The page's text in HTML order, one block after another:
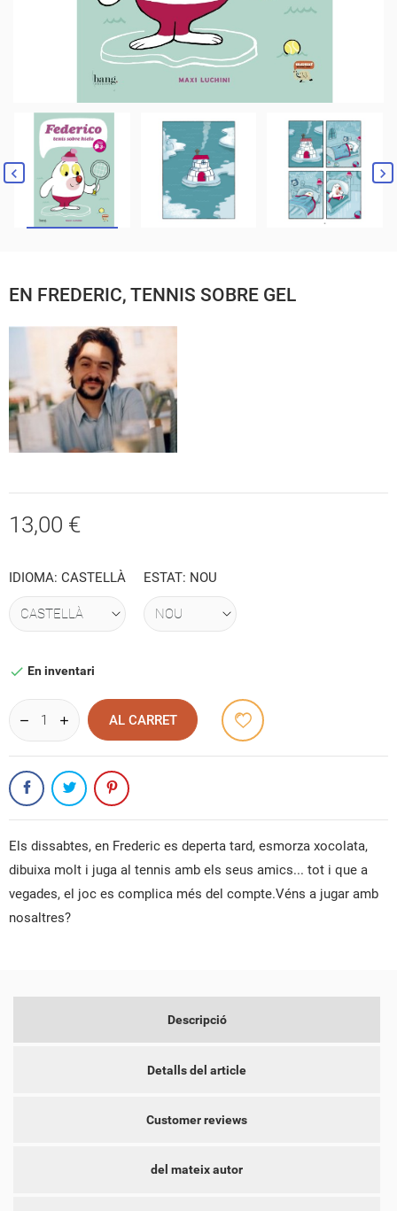
EN FREDERIC, TENNIS SOBRE GEL
13,00 €
IDIOMA: CASTELLÀ ESTAT: NOU
 En inventari
AL CARRET
Els dissabtes, en Frederic es deperta tard, esmorza xocolata,
dibuixa molt i juga al tennis amb els seus amics... tot i que a
vegades, el joc es complica més del compte.Véns a jugar amb
nosaltres?
Descripció
Detalls del article
Customer reviews
del mateix autor
CREAR UNA LLISTA DE DESITJOS
NOM DE LA LLISTA DE DESITJOS
CREAR UNA LLISTA DE
DESITJOS
CONNECTAR-SE
CANCEL·LAR